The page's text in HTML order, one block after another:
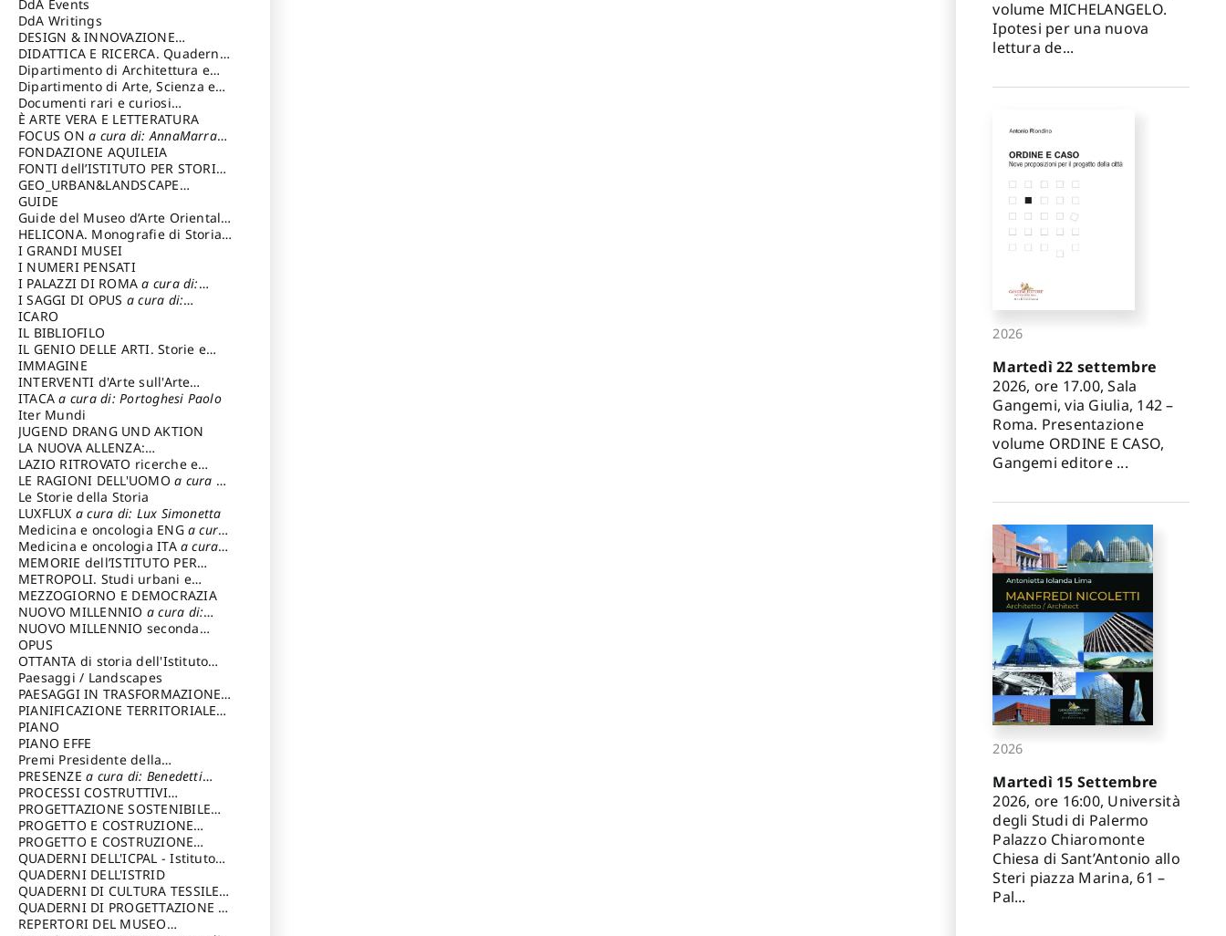
DdA Events
DdA Writings
DESIGN & INNOVAZIONE
TECNOLOGICAa cura di: Vallicelli
Andrea
DIDATTICA E RICERCA. Quaderni
della Scuola
Dipartimento di Architettura e
Analisi della Città Mediterranea
Dipartimento di Arte, Scienza e
Tecnica del Costuire
Documenti rari e curiosi
dall'Archivio Segreto
È ARTE VERA E LETTERATURA
FOCUS ONa cura di: AnnaMarra
Contemporanea
FONDAZIONE AQUILEIA
FONTI dell’ISTITUTO PER STORIA
DEL RISORGIMENTO
GEO_URBAN&LANDSCAPE
PLANNING (GULP)
Trusiani Elio
GUIDE
Guide del Museo d’Arte Orientale
“Giuseppe Tucci”
HELICONA. Monografie di Storia
dell'Artea cura di: Gallo Marco
I GRANDI MUSEI
I NUMERI PENSATI
I PALAZZI DI ROMAa cura di:
Ippoliti Alessandro
I SAGGI DI OPUS a cura di:
Scalesse Tommaso
ICARO
IL BIBLIOFILO
IL GENIO DELLE ARTI. Storie e
interpretazione
IMMAGINE
INTERVENTI d'Arte sull'Arte
dedicata alla cultura della
conservazione d’arte
Fondazione Paola Droghetti onlus
ITACAa cura di: Portoghesi Paolo
Iter Mundi
JUGEND DRANG UND AKTION
LA NUOVA ALLENZA:
ARCHITETTURA & AMBIENTE
LAZIO RITROVATO ricerche e
restauri
LE RAGIONI DELL'UOMOa cura di:
Lombardi Satriani Luigi
Le Storie della Storia
LUXFLUX a cura di: Lux Simonetta
Medicina e oncologia ENG a cura
di: Lopez Massimo
Medicina e oncologia ITA a cura
di: Lopez Massimo
MEMORIE dell’ISTITUTO PER
STORIA DEL RISORGIMENTO
METROPOLI. Studi urbani e
regionali
MEZZOGIORNO E DEMOCRAZIA
NUOVO MILLENNIO a cura di:
Capaldo Pellegrino
NUOVO MILLENNIO seconda
serie
Francesco
OPUS
OTTANTA di storia dell'Istituto
storia dell’Istitutoa cura di:
Cavalieri Patrizia
Paesaggi / Landscapes
PAESAGGI IN TRASFORMAZIONEa
cura di: Corti Enrico A.
PIANIFICAZIONE TERRITORIALE
URBANISTICA ED AMBIENTALE
cura di: Costa Enrico
PIANO
PIANO EFFE
Premi Presidente della
Repubblica
PRESENZEa cura di: Benedetti
Sandro
PROCESSI COSTRUTTIVI
DELL'ARCHITETTURAa cura di:
Ippoliti Alessandro
PROGETTAZIONE SOSTENIBILE
PARTECIPATA
PROGETTO E COSTRUZIONE
DELL’ARCHITETTURA
PROGETTO E COSTRUZIONE
SOSTENIBILE
QUADERNI DELL'ICPAL - Istituto
centrale per il restauro e la
conservazione del patrimonio
archivistico e librario
QUADERNI DELL'ISTRID
QUADERNI DI CULTURA TESSILEa
cura di: Crispolti Livia
QUADERNI DI PROGETTAZIONE a
cura di: Giura Longo Tommaso
REPERTORI DEL MUSEO
volume MICHELANGELO.
Ipotesi per una nuova
lettura de...
2026
Martedì 22 settembre
2026, ore 17.00, Sala
Gangemi, via Giulia, 142 –
Roma. Presentazione
volume ORDINE E CASO,
Gangemi editore ...
2026
Martedì 15 Settembre
2026, ore 16:00, Università
degli Studi di Palermo
Palazzo Chiaromonte
Chiesa di Sant’Antonio allo
Steri piazza Marina, 61 –
Pal...